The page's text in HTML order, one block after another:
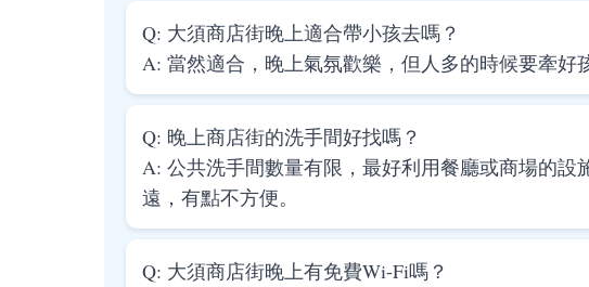
Q: 大須商店街晚上適合帶小孩去嗎？
A: 當然適合，晚上氣氛歡樂，但人多的時候要牽好
Q: 晚上商店街的洗手間好找嗎？
A: 公共洗手間數量有限，最好利用餐廳或商場的
遠，有點不方便。
Q: 大須商店街晚上有免費Wi-Fi嗎？